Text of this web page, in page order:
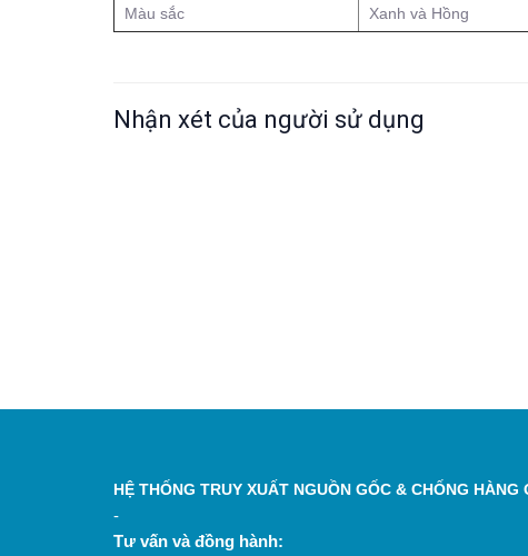
Màu sắc
Xanh và Hồng
Nhận xét của người sử dụng
HỆ THỐNG TRUY XUẤT NGUỒN GỐC & CHỐNG
-
Tư vấn và đồng hành: